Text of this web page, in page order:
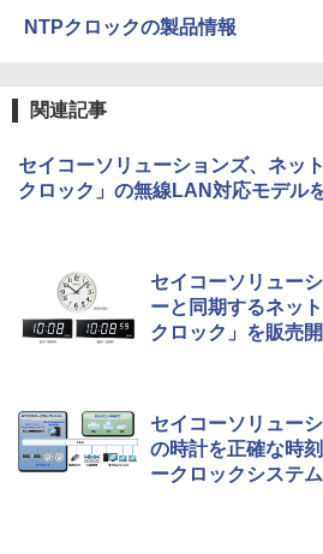
NTPクロックの製品情報
関連記事
セイコーソリューションズ、ネッ
クロック」の無線LAN対応モデル
セイコーソリュー
ーと同期するネッ
クロック」を販売
セイコーソリュー
の時計を正確な時
ークロックシステ